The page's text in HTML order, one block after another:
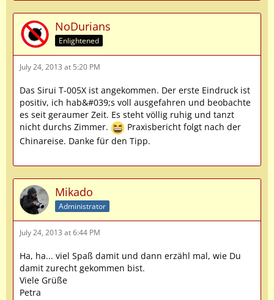
NoDurians
Enlightened
July 24, 2013 at 5:20 PM
Das Sirui T-005X ist angekommen. Der erste Eindruck ist
positiv, ich hab&#039;s voll ausgefahren und beobachte
es seit geraumer Zeit. Es steht völlig ruhig und tanzt
nicht durchs Zimmer.
Praxisbericht folgt nach der
Chinareise. Danke für den Tipp.
Mikado
Administrator
July 24, 2013 at 6:44 PM
Ha, ha... viel Spaß damit und dann erzähl mal, wie Du
damit zurecht gekommen bist.
Viele Grüße
Petra